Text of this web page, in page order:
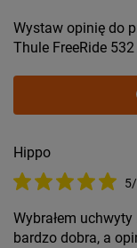
Wystaw opinię do
Thule FreeRide 532
Hippo
Wybrałem uchwyty
bardzo dobra, a